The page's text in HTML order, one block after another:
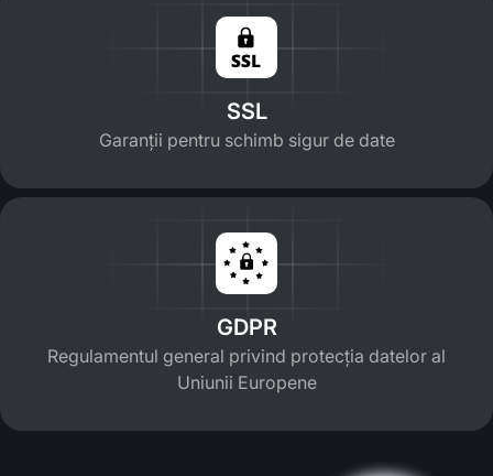
SSL
Garanții pentru schimb sigur de date
GDPR
Regulamentul general privind protecția datelor al
Uniunii Europene